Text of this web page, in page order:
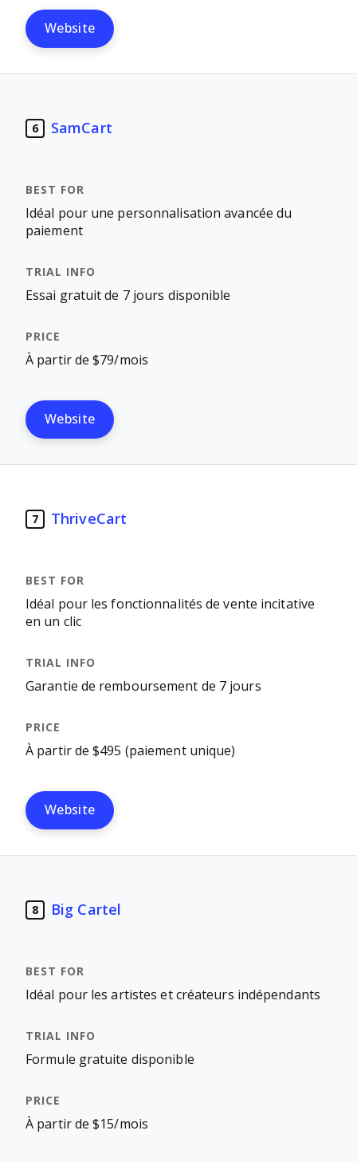
Website
6 SamCart
Idéal pour une personnalisation avancée du
paiement
Essai gratuit de 7 jours disponible
À partir de $79/mois
Website
7 ThriveCart
Idéal pour les fonctionnalités de vente incitative
en un clic
Garantie de remboursement de 7 jours
À partir de $495 (paiement unique)
Website
8 Big Cartel
Idéal pour les artistes et créateurs indépendants
Formule gratuite disponible
À partir de $15/mois